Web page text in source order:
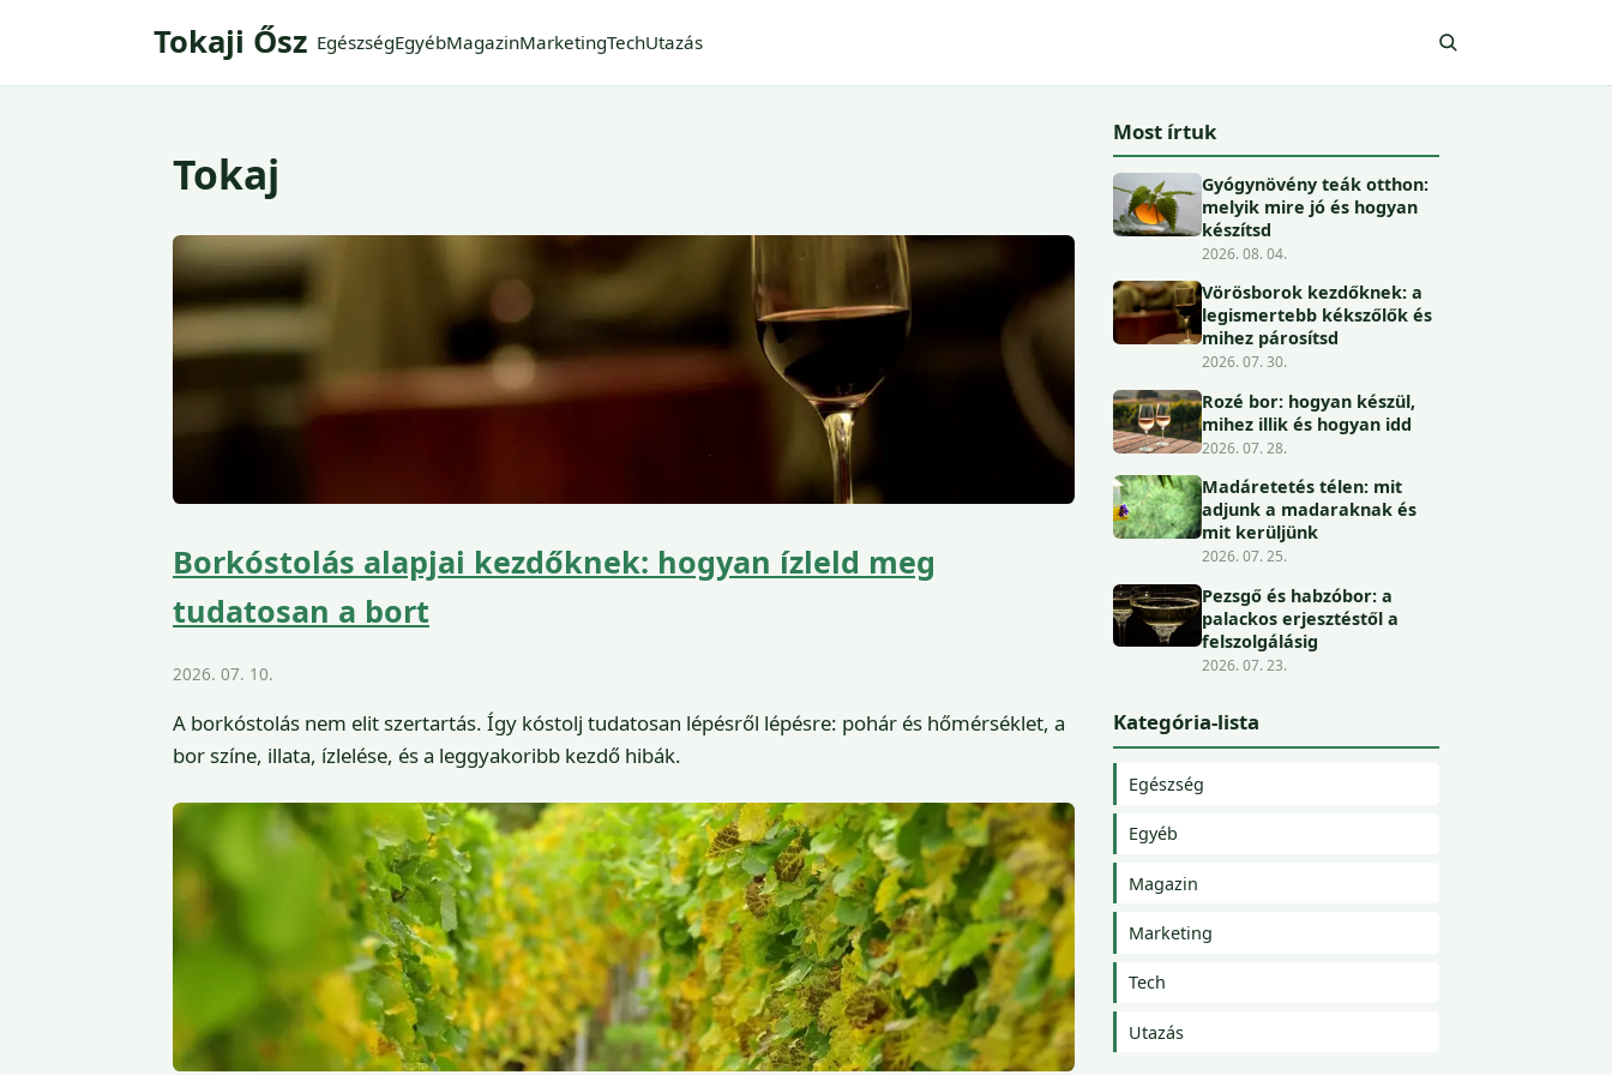
Tokaji Ősz EgészségEgyébMagazinMarketingTechUtazás
Tokaj
Borkóstolás alapjai kezdőknek: hogyan ízleld meg
tudatosan a bort
2026. 07. 10.
A borkóstolás nem elit szertartás. Így kóstolj tudatosan lépésről lépésre: pohár és hőmérséklet, a
bor színe, illata, ízlelése, és a leggyakoribb kezdő hibák.
Most írtuk
Gyógynövény teák otthon:
melyik mire jó és hogyan
készítsd
2026. 08. 04.
Vörösborok kezdőknek: a
legismertebb kékszőlők és
mihez párosítsd
2026. 07. 30.
Rozé bor: hogyan készül,
mihez illik és hogyan idd
2026. 07. 28.
Madáretetés télen: mit
adjunk a madaraknak és
mit kerüljünk
2026. 07. 25.
Pezsgő és habzóbor: a
palackos erjesztéstől a
felszolgálásig
2026. 07. 23.
Kategória-lista
Egészség
Egyéb
Magazin
Marketing
Tech
Utazás